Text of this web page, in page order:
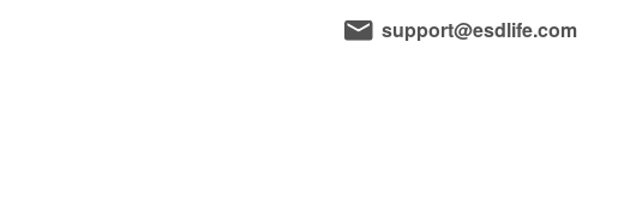
support@esdlife.com